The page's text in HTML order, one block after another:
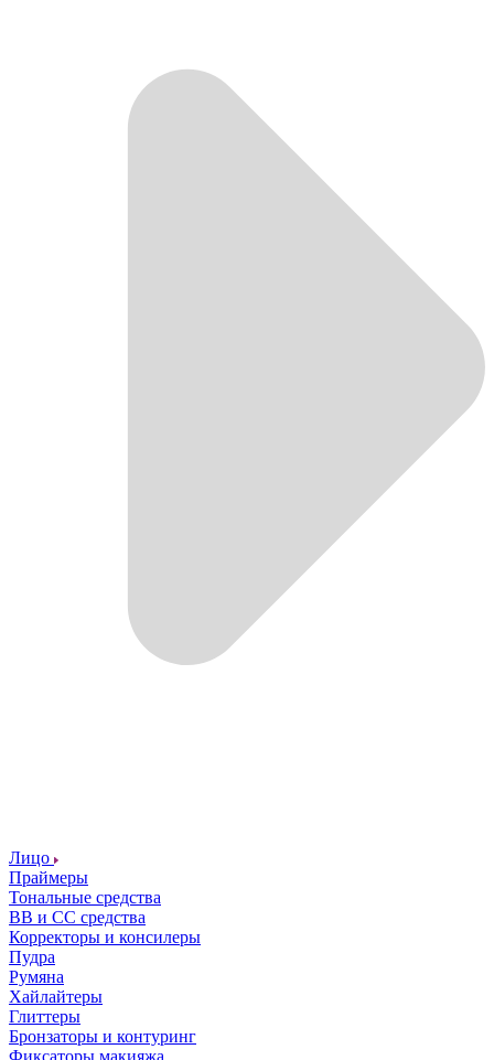
Лицо
Праймеры
Тональные средства
ВВ и СС средства
Корректоры и консилеры
Пудра
Румяна
Хайлайтеры
Глиттеры
Бронзаторы и контуринг